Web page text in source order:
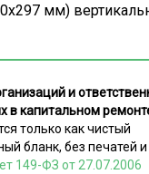
мм)
и
в капитальном
только как чистый
бланк, без печатей
149-ФЗ от 27.07.2006